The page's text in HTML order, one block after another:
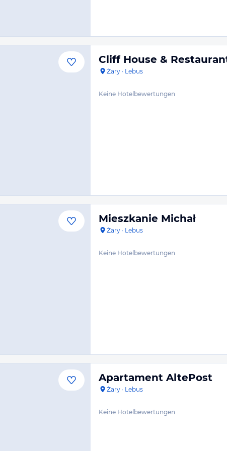
Cliff House &
Żary · Lebus
Keine Hotelbewertungen
Mieszkanie Michał
Żary · Lebus
Keine Hotelbewertungen
Apartament AltePost
Żary · Lebus
Keine Hotelbewertungen